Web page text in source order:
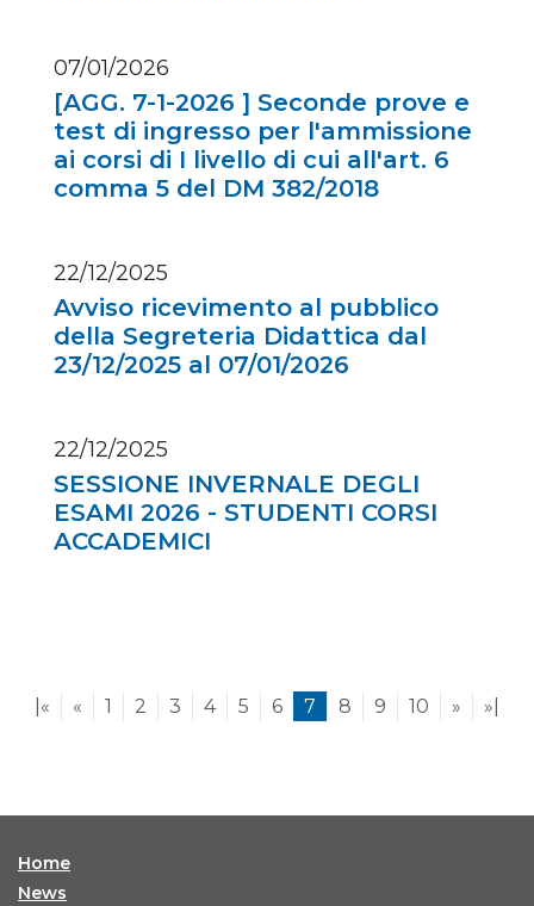
07/01/2026
[AGG. 7-1-2026 ] Seconde prove e
test di ingresso per l'ammissione
ai corsi di I livello di cui all'art. 6
comma 5 del DM 382/2018
22/12/2025
Avviso ricevimento al pubblico
della Segreteria Didattica dal
23/12/2025 al 07/01/2026
22/12/2025
SESSIONE INVERNALE DEGLI
ESAMI 2026 - STUDENTI CORSI
ACCADEMICI
|« « 1 2 3 4 5 6 7 8 9 10 » »|
Home
News